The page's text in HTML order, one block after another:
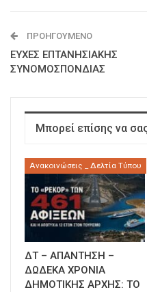
ΠΡΟΗΓΟΎΜΕΝΟ
ΕΥΧΕΣ ΕΠΤΑΝΗΣΙΑΚΗΣ
ΣΥΝΟΜΟΣΠΟΝΔΙΑΣ
Μπορεί επίσης να
Ανακοινώσεις _ Δελτία Τύπου
ΔΤ – ΑΠΑΝΤΗΣΗ –
ΔΩΔΕΚΑ ΧΡΟΝΙΑ
ΔΗΜΟΤΙΚΗΣ ΑΡΧΗΣ: ΤΟ